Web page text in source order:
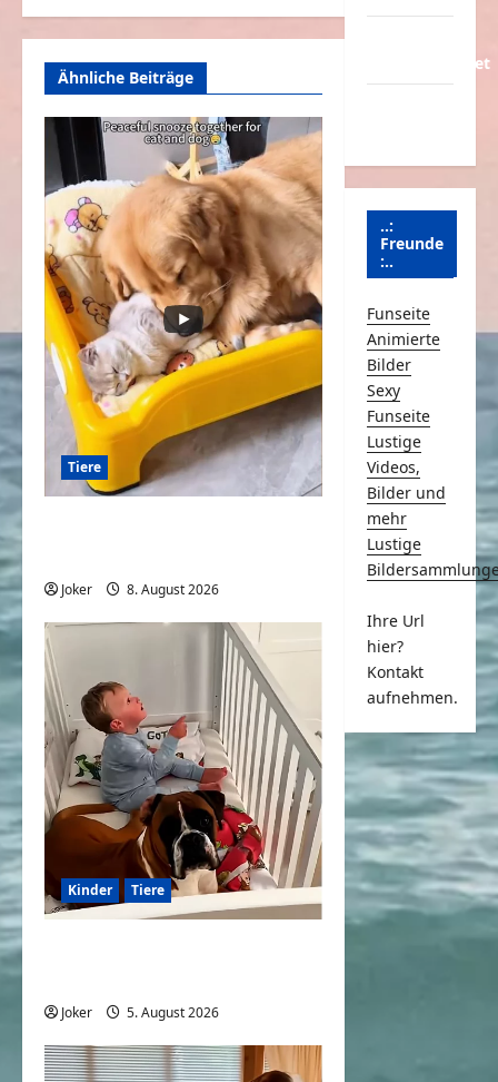
Ähnliche Beiträge
Tiere
Joker 8. August 2026
Kinder Tiere
Joker 5. August 2026
Schmunzeln.net
..:
Freunde
:..
Funseite
Animierte
Bilder
Sexy
Funseite
Lustige
Videos,
Bilder und
mehr
Lustige
Ihre Url
hier?
Kontakt
aufnehmen.